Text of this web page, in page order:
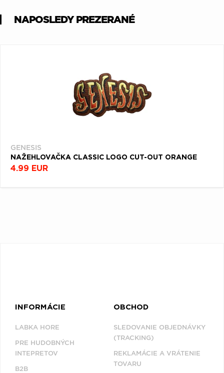
NAPOSLEDY PREZERANÉ
GENESIS
NAŽEHLOVAČKA CLASSIC LOGO CUT-OUT ORANGE
4.99 EUR
INFORMÁCIE
LABKA HORE
PRE HUDOBNÝCH
INTEPRETOV
B2B
OBCHOD
SLEDOVANIE OBJEDNÁVKY
(TRACKING)
REKLAMÁCIE A VRÁTENIE
TOVARU